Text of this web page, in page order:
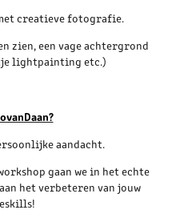
creatieve fotografie.
zien, een vage achtergrond
lightpainting etc.)
aandacht.
gaan we in het echte
het verbeteren van jouw